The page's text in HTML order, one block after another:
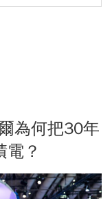
為何把30年
電？